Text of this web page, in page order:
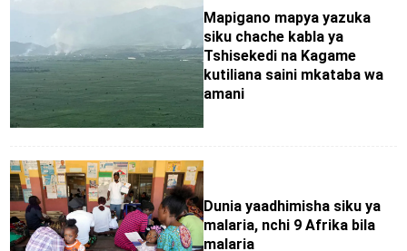
Mapigano mapya yazuka
siku chache kabla ya
Tshisekedi na Kagame
kutiliana saini mkataba wa
amani
Dunia yaadhimisha siku ya
malaria, nchi 9 Afrika bila
malaria